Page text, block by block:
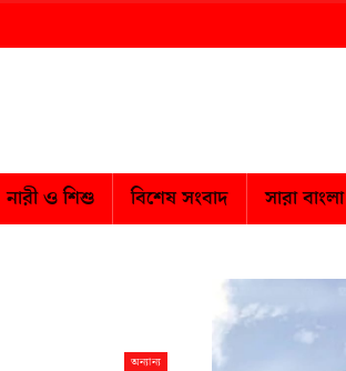
নারী ও শিশু বিশেষ সংবাদ সারা বাংলা
অন্যান্য